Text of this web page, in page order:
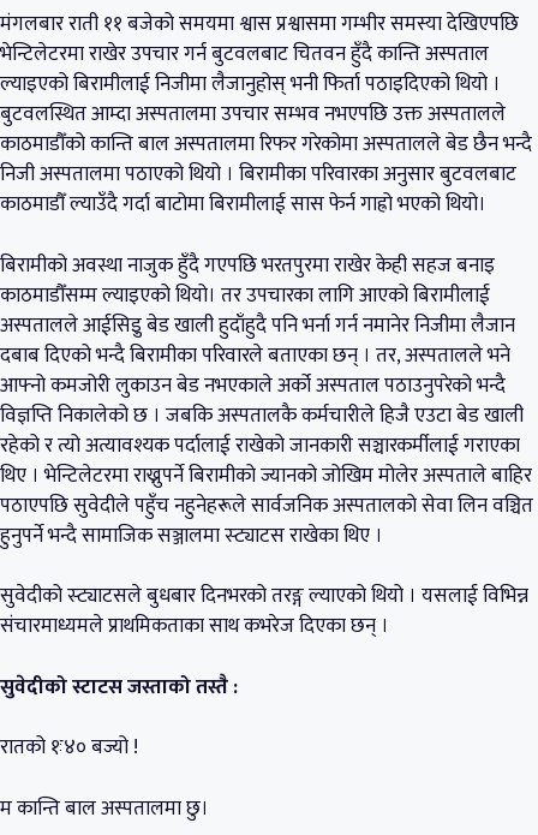
मंगलबार राती ११ बजेको समयमा श्वास प्रश्वासमा गम्भीर समस्या देखिएपछि
भेन्टिलेटरमा राखेर उपचार गर्न बुटवलबाट चितवन हुँदै कान्ति अस्पताल
ल्याइएको बिरामीलाई निजीमा लैजानुहोस् भनी फिर्ता पठाइदिएको थियो ।
बुटवलस्थित आम्दा अस्पतालमा उपचार सम्भव नभएपछि उक्त अस्पतालले
काठमाडौँको कान्ति बाल अस्पतालमा रिफर गरेकोमा अस्पतालले बेड छैन भन्दै
निजी अस्पतालमा पठाएको थियो । बिरामीका परिवारका अनुसार बुटवलबाट
काठमाडौँ ल्याउँदै गर्दा बाटोमा बिरामीलाई सास फेर्न गाह्रो भएको थियो।
बिरामीको अवस्था नाजुक हुँदै गएपछि भरतपुरमा राखेर केही सहज बनाइ
काठमाडौँसम्म ल्याइएको थियो। तर उपचारका लागि आएको बिरामीलाई
अस्पतालले आईसिइु बेड खाली हुदाँहुदै पनि भर्ना गर्न नमानेर निजीमा लैजान
दबाब दिएको भन्दै बिरामीका परिवारले बताएका छन् । तर, अस्पतालले भने
आफ्नो कमजोरी लुकाउन बेड नभएकाले अर्को अस्पताल पठाउनुपरेको भन्दै
विज्ञप्ति निकालेको छ । जबकि अस्पतालकै कर्मचारीले हिजै एउटा बेड खाली
रहेको र त्यो अत्यावश्यक पर्दालाई राखेको जानकारी सञ्चारकर्मीलाई गराएका
थिए । भेन्टिलेटरमा राख्नुपर्ने बिरामीको ज्यानको जोखिम मोलेर अस्पताले बाहिर
पठाएपछि सुवेदीले पहुँच नहुनेहरूले सार्वजनिक अस्पतालको सेवा लिन वञ्चित
हुनुपर्ने भन्दै सामाजिक सञ्जालमा स्ट्याटस राखेका थिए ।
सुवेदीको स्ट्याटसले बुधबार दिनभरको तरङ्ग ल्याएको थियो । यसलाई विभिन्न
संचारमाध्यमले प्राथमिकताका साथ कभरेज दिएका छन् ।
सुवेदीको स्टाटस जस्ताको तस्तै :
रातको १ः४० बज्यो !
म कान्ति बाल अस्पतालमा छु।